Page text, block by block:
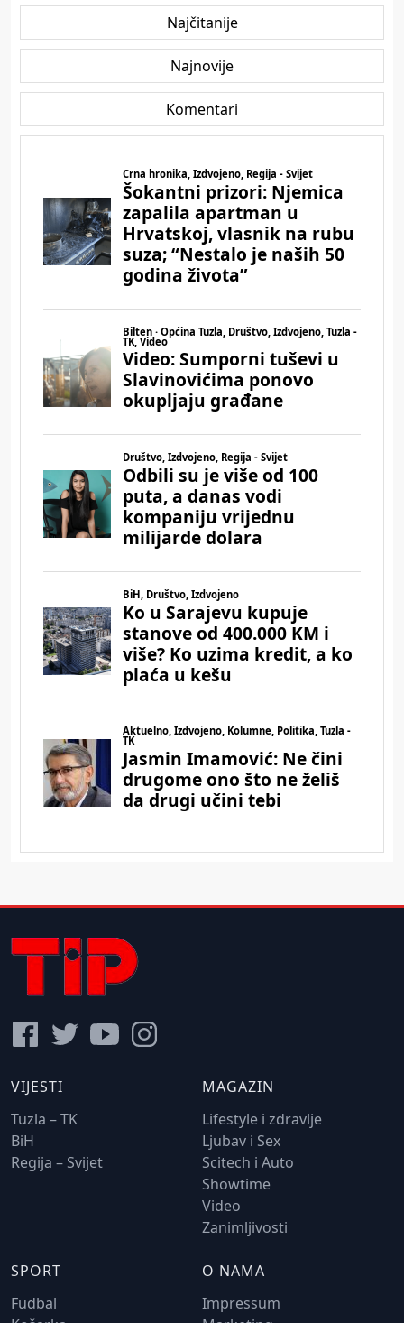
Najčitanije
Najnovije
Komentari
VIJESTI
Tuzla – TK
BiH
Regija – Svijet
MAGAZIN
Lifestyle i zdravlje
Ljubav i Sex
Scitech i Auto
Showtime
Video
Zanimljivosti
SPORT
Fudbal
O NAMA
Impressum